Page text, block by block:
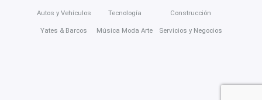
Autos y Vehículos
Yates & Barcos
Tecnología
Música Moda Arte
Construcción
Servicios y Negocios